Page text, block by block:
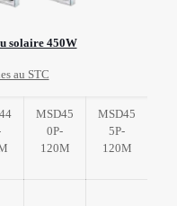
solaire 450W
au STC
MSD45
0P-
120M
MSD45
5P-
120M